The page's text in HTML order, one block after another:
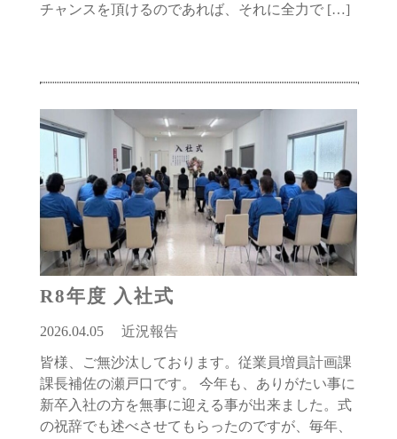
チャンスを頂けるのであれば、それに全力で […]
R8年度 入社式
2026.04.05 近況報告
皆様、ご無沙汰しております。従業員増員計画課
課長補佐の瀬戸口です。 今年も、ありがたい事に
新卒入社の方を無事に迎える事が出来ました。式
の祝辞でも述べさせてもらったのですが、毎年、